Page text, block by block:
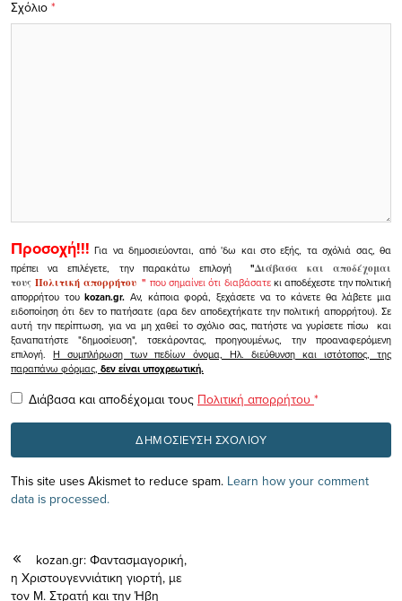
Σχόλιο *
Προσοχή!!! Για να δημοσιεύονται, από 'δω και στο εξής, τα σχόλιά σας, θα
πρέπει να επιλέγετε, την παρακάτω επιλογή
"Διάβασα και αποδέχομαι
τουςΠολιτική απορρήτου" που σημαίνει ότι διαβάσατεκι αποδέχεστε την πολιτική
απορρήτου τουkozan.gr. Αν, κάποια φορά, ξεχάσετε να το κάνετε θα λάβετε μια
ειδοποίηση ότι δεν το πατήσατε (αρα δεν αποδεχτήκατε την πολιτική απορρήτου). Σε
αυτή την περίπτωση, για να μη χαθεί το σχόλιο σας, πατήστε να γυρίσετε πίσω και
ξαναπατήστε "δημοσίευση", τσεκάροντας, προηγουμένως, την προαναφερόμενη
επιλογή.Η συμπλήρωση των πεδίων όνομα, Ηλ. διεύθυνση και ιστότοπος, της
παραπάνω φόρμας, δεν είναι υποχρεωτική.
Διάβασα και αποδέχομαι τους Πολιτική απορρήτου *
This site uses Akismet to reduce spam. Learn how your comment
data is processed.
kozan.gr: Φαντασμαγορική,
η Χριστουγεννιάτικη γιορτή, με
τον Μ. Στρατή και την Ήβη